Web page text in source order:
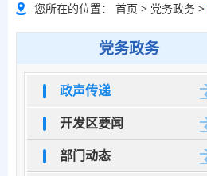
您所在的位置： 首页 > 党务政务 >
党务政务
政声传递
开发区要闻
部门动态